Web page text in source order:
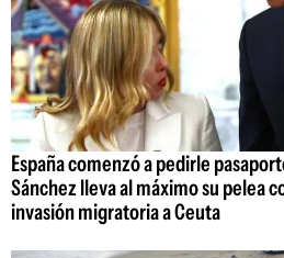
España comenzó a pedirle
Sánchez lleva al máximo su pelea
invasión migratoria a Ceuta